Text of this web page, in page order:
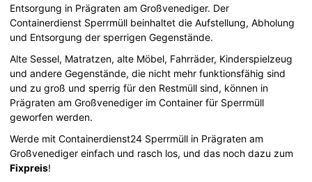
Entsorgung in Prägraten am Großvenediger. Der
Containerdienst Sperrmüll beinhaltet die Aufstellung, Abholung
und Entsorgung der sperrigen Gegenstände.
Alte Sessel, Matratzen, alte Möbel, Fahrräder, Kinderspielzeug
und andere Gegenstände, die nicht mehr funktionsfähig sind
und zu groß und sperrig für den Restmüll sind, können in
Prägraten am Großvenediger im Container für Sperrmüll
geworfen werden.
Werde mit Containerdienst24 Sperrmüll in Prägraten am
Großvenediger einfach und rasch los, und das noch dazu zum
Fixpreis!